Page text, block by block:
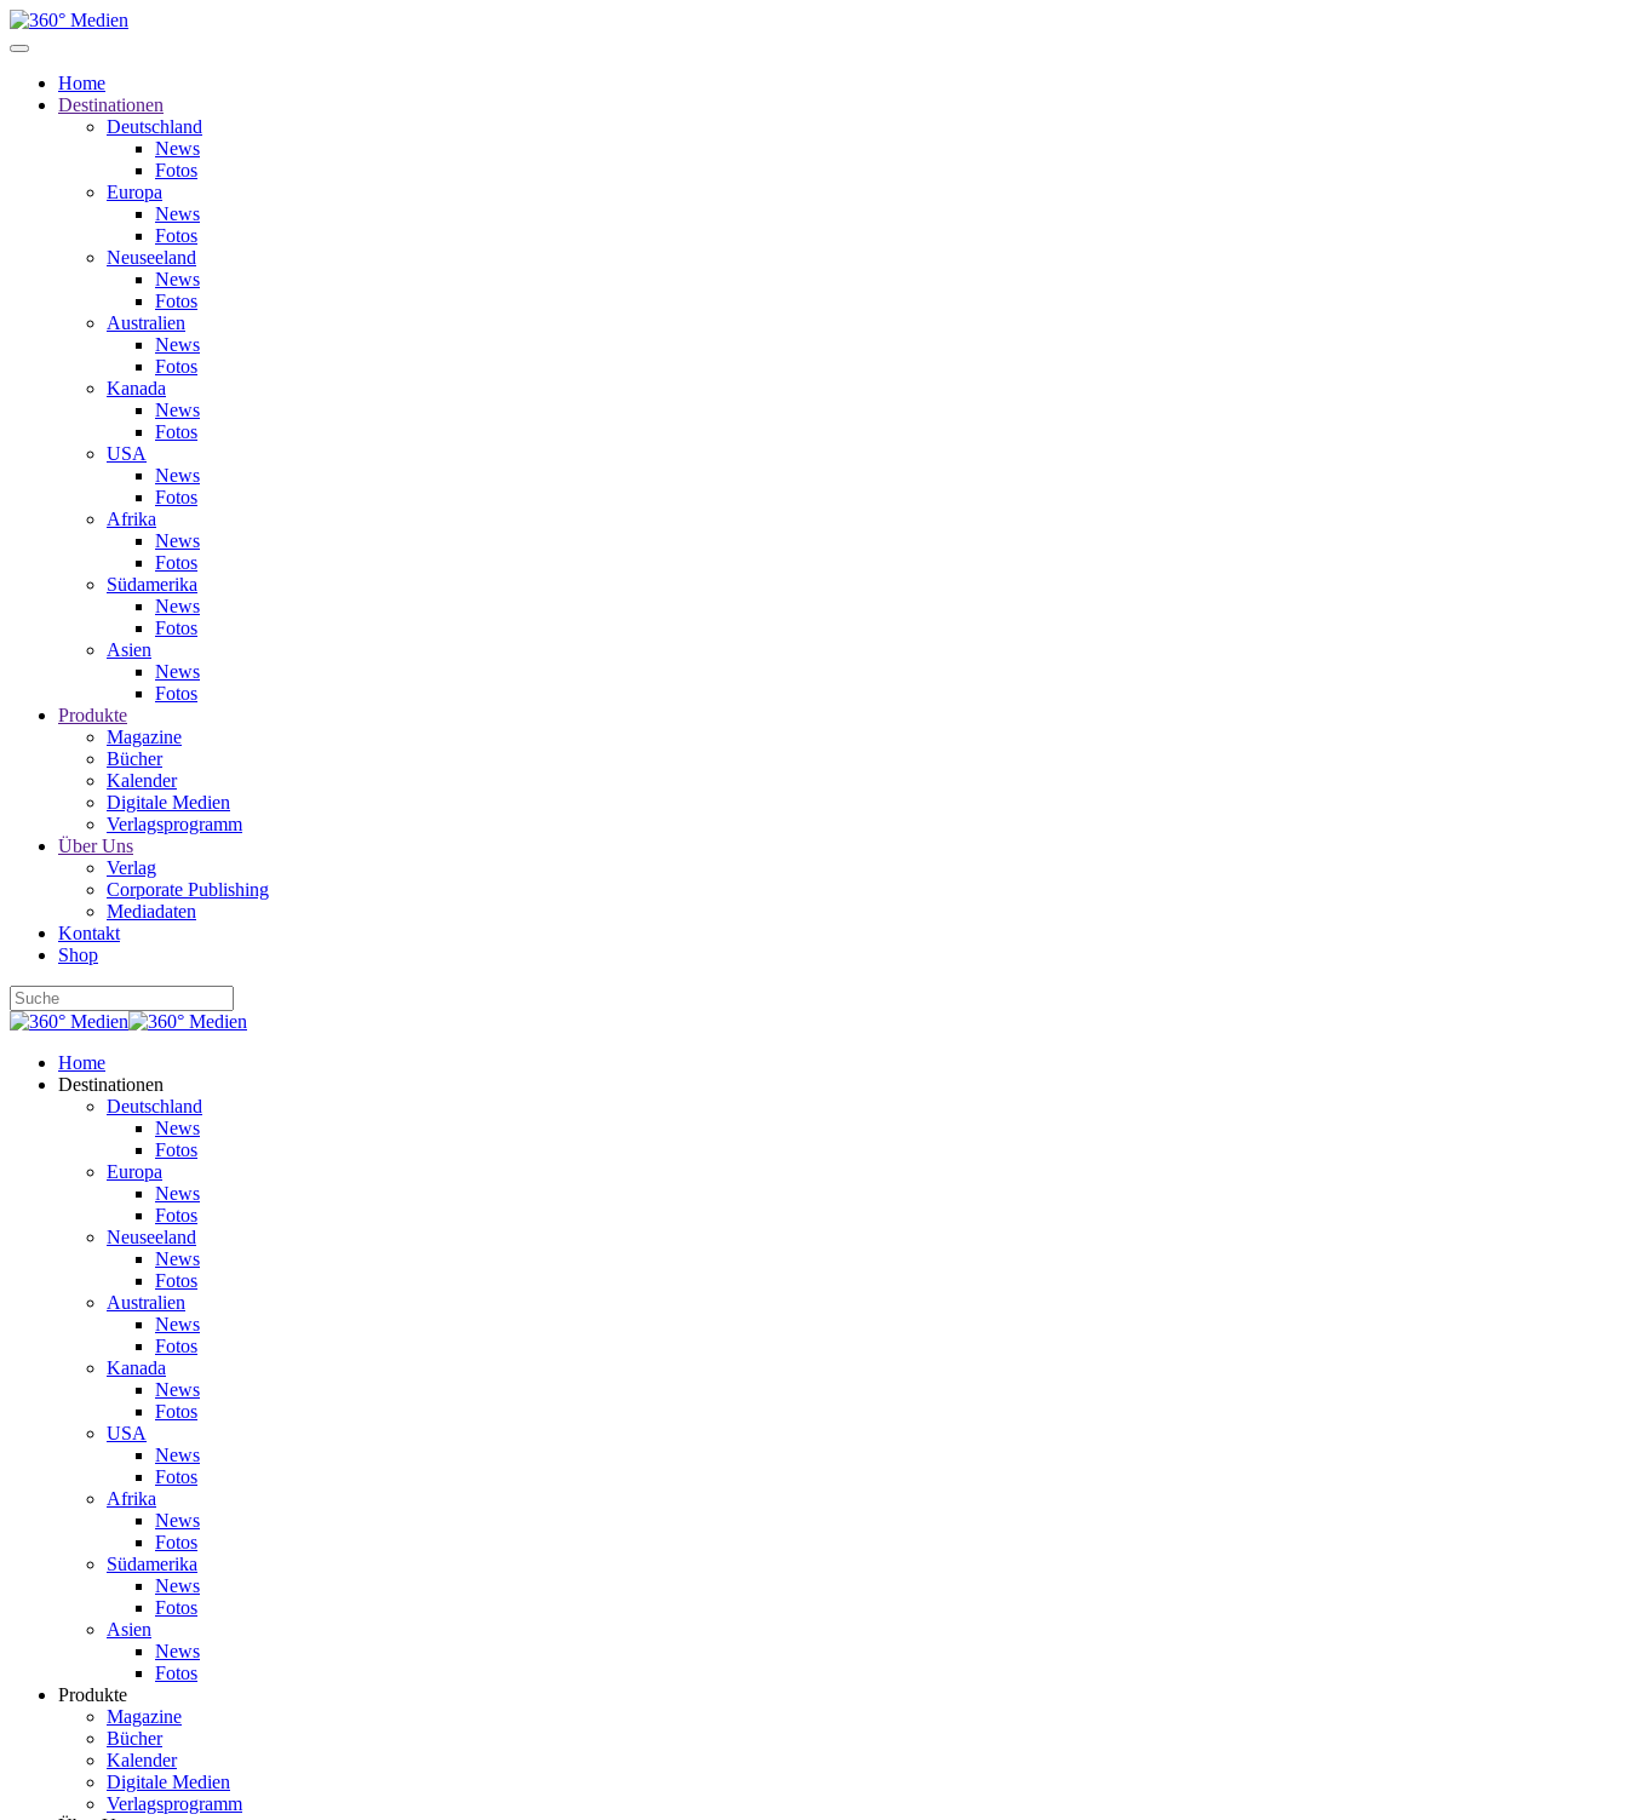
Home
Destinationen
Deutschland
News
Fotos
Europa
News
Fotos
Neuseeland
News
Fotos
Australien
News
Fotos
Kanada
News
Fotos
USA
News
Fotos
Afrika
News
Fotos
Südamerika
News
Fotos
Asien
News
Fotos
Produkte
Magazine
Bücher
Kalender
Digitale Medien
Verlagsprogramm
Über Uns
Verlag
Corporate Publishing
Mediadaten
Kontakt
Shop
Home
Destinationen
Deutschland
News
Fotos
Europa
News
Fotos
Neuseeland
News
Fotos
Australien
News
Fotos
Kanada
News
Fotos
USA
News
Fotos
Afrika
News
Fotos
Südamerika
News
Fotos
Asien
News
Fotos
Produkte
Magazine
Bücher
Kalender
Digitale Medien
Verlagsprogramm